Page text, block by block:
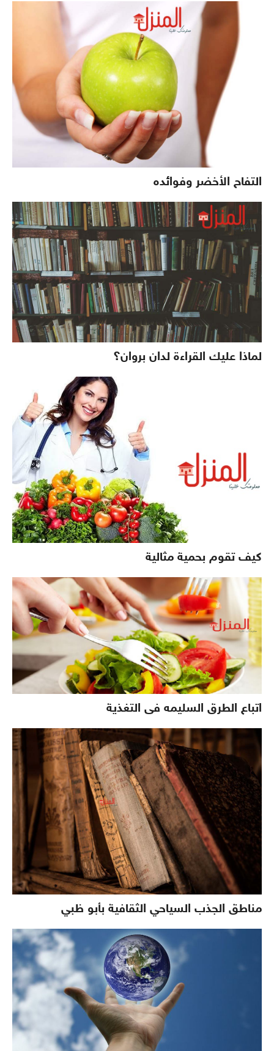
التفاح الأخضر وفوائده
لماذا عليك القراءة لدان بروان؟
كيف تقوم بحمية مثالية
اتباع الطرق السليمه فى التغذية
مناطق الجذب السياحي الثقافية بأبو ظبي